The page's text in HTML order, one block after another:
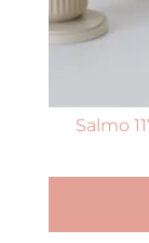
Salmo